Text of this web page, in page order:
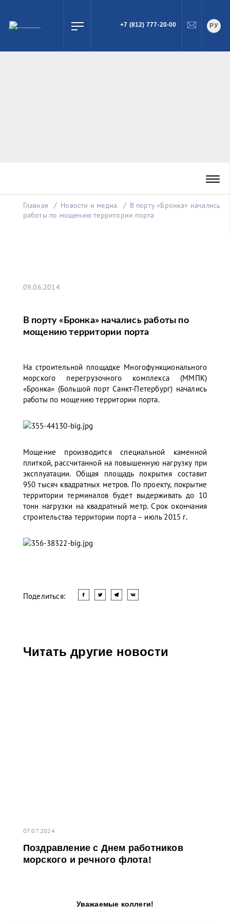
ПОИСК
+7 (812) 777-20-00 РУ
Главная Новости и медиа
В порту «Бронка» начались
работы по мощению территории порта
09.06.2014
В порту «Бронка» начались работы по
мощению территории порта
На строительной площадке Многофункционального
морского перегрузочного комплекса (ММПК)
«Бронка» (Большой порт Санкт-Петербург) начались
работы по мощению территории порта.
Мощение производится специальной каменной
плиткой, рассчитанной на повышенную нагрузку при
эксплуатации. Общая площадь покрытия составит
950 тысяч квадратных метров. По проекту, покрытие
территории терминалов будет выдерживать до 10
тонн нагрузки на квадратный метр. Срок окончания
строительства территории порта – июль 2015 г.
Поделиться:
Читать другие новости
07.07.2024
Поздравление с Днем работников
морского и речного флота!
Уважаемые коллеги!